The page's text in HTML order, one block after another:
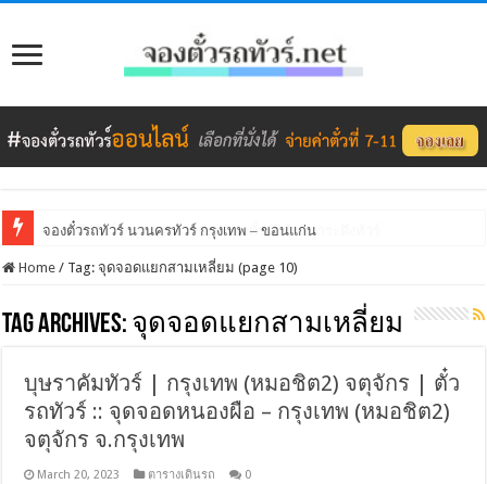
จองตั๋วรถทัวร์ นวนครทัวร์ กรุงเทพ – ขอนแก่น
Home / Tag:จุดจอดแยกสามเหลี่ยม (page 10)
Tag Archives: จุดจอดแยกสามเหลี่ยม
บุษราคัมทัวร์ | กรุงเทพ (หมอชิต2) จตุจักร | ตั๋ว
รถทัวร์ :: จุดจอดหนองผือ – กรุงเทพ (หมอชิต2)
จตุจักร จ.กรุงเทพ
March 20, 2023 ตารางเดินรถ 0